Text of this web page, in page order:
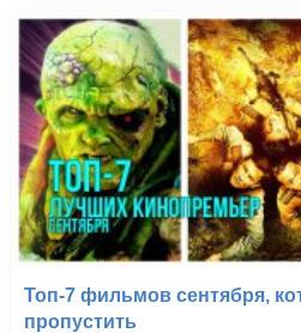
Топ-7 фильмов сентября,
пропустить